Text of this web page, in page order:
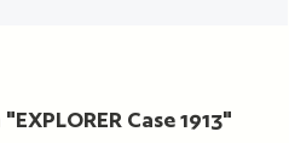
Case 1913"